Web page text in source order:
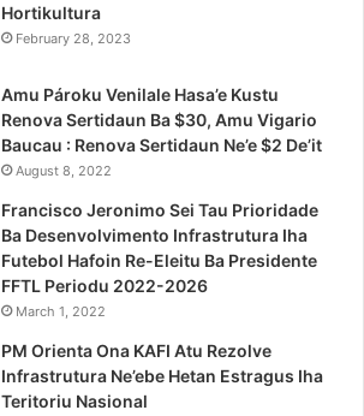
Hortikultura
February 28, 2023
Amu Pároku Venilale Hasa’e Kustu
Renova Sertidaun Ba $30, Amu Vigario
Baucau : Renova Sertidaun Ne’e $2 De’it
August 8, 2022
Francisco Jeronimo Sei Tau Prioridade
Ba Desenvolvimento Infrastrutura Iha
Futebol Hafoin Re-Eleitu Ba Presidente
FFTL Periodu 2022-2026
March 1, 2022
PM Orienta Ona KAFI Atu Rezolve
Infrastrutura Ne’ebe Hetan Estragus Iha
Teritoriu Nasional